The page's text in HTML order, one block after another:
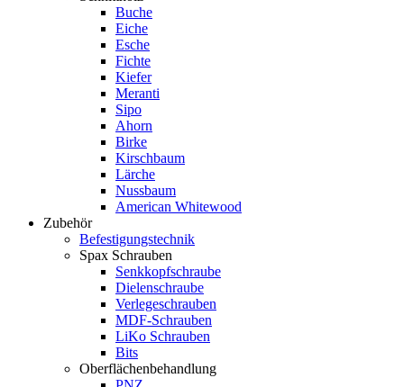
Buche
Eiche
Esche
Fichte
Kiefer
Meranti
Sipo
Ahorn
Birke
Kirschbaum
Lärche
Nussbaum
American Whitewood
Zubehör
Befestigungstechnik
Spax Schrauben
Senkkopfschraube
Dielenschraube
Verlegeschrauben
MDF-Schrauben
LiKo Schrauben
Bits
Oberflächenbehandlung